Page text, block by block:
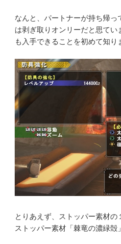
なんと、パートナーが持ち帰っ
は剥ぎ取りオンリーだと思てい
も入手できることを初めて知り
とりあえず、ストッパー素材
ストッパー素材「棘竜の濃緑殻